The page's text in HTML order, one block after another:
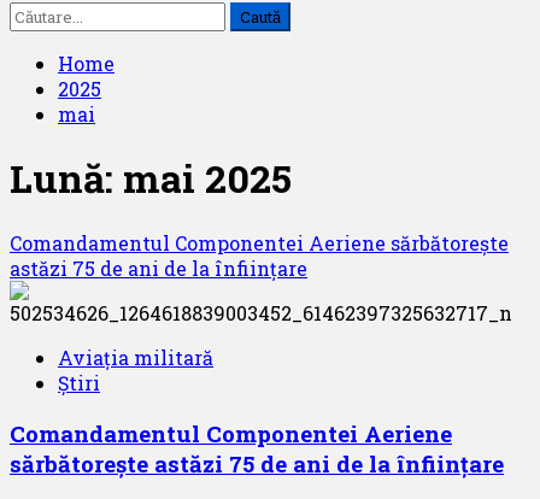
Caută
după:
Home
2025
mai
Lună: mai 2025
Comandamentul Componentei Aeriene sărbătorește
astăzi 75 de ani de la înființare
Aviația militară
Știri
Comandamentul Componentei Aeriene
sărbătorește astăzi 75 de ani de la înființare